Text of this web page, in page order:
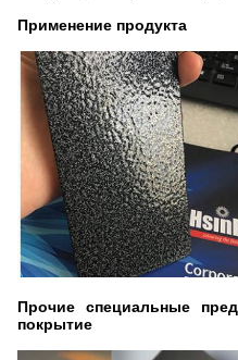
Применение продукта
Прочие специальные
покрытие